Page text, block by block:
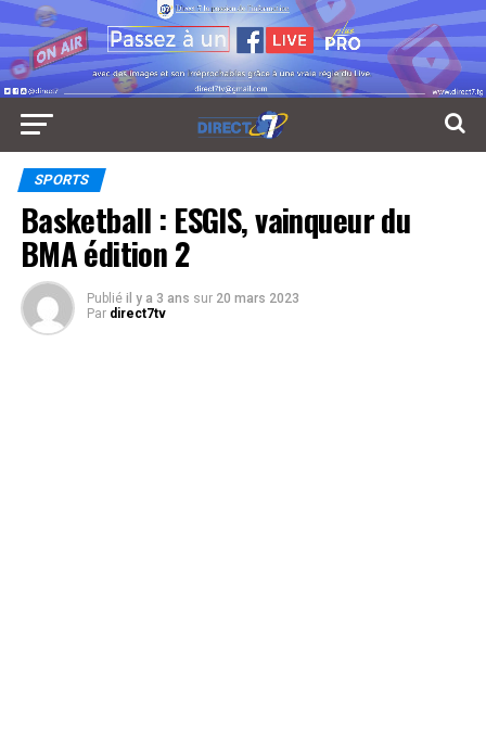
SPORTS
Basketball : ESGIS, vainqueur du
BMA édition 2
Publié il y a 3 ans sur 20 mars 2023
Par direct7tv